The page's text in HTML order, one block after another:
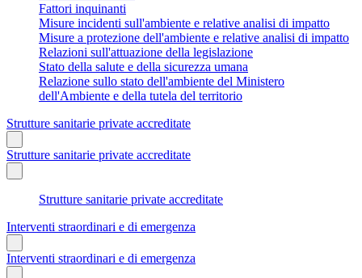
Fattori inquinanti
Misure incidenti sull'ambiente e relative analisi di impatto
Misure a protezione dell'ambiente e relative analisi di impatto
Relazioni sull'attuazione della legislazione
Stato della salute e della sicurezza umana
Relazione sullo stato dell'ambiente del Ministero
dell'Ambiente e della tutela del territorio
Strutture sanitarie private accreditate
Strutture sanitarie private accreditate
Strutture sanitarie private accreditate
Interventi straordinari e di emergenza
Interventi straordinari e di emergenza